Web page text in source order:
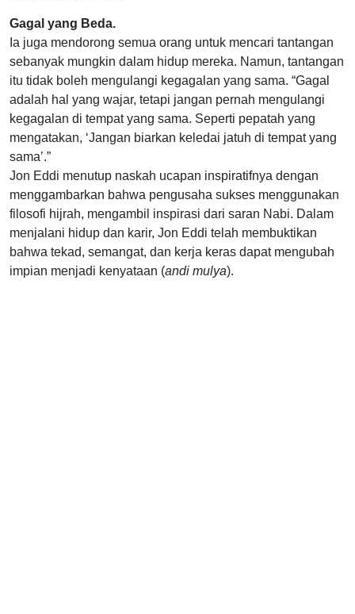
Gagal yang Beda.
Ia juga mendorong semua orang untuk mencari tantangan
sebanyak mungkin dalam hidup mereka. Namun, tantangan
itu tidak boleh mengulangi kegagalan yang sama. “Gagal
adalah hal yang wajar, tetapi jangan pernah mengulangi
kegagalan di tempat yang sama. Seperti pepatah yang
mengatakan, ‘Jangan biarkan keledai jatuh di tempat yang
sama’.”
Jon Eddi menutup naskah ucapan inspiratifnya dengan
menggambarkan bahwa pengusaha sukses menggunakan
filosofi hijrah, mengambil inspirasi dari saran Nabi. Dalam
menjalani hidup dan karir, Jon Eddi telah membuktikan
bahwa tekad, semangat, dan kerja keras dapat mengubah
impian menjadi kenyataan (andi mulya).